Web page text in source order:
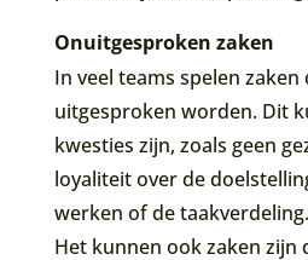
Onuitgesproken zaken
In veel teams spelen zaken
uitgesproken worden. Dit
kwesties zijn, zoals geen
loyaliteit over de
werken of de taakverdeling.
Het kunnen ook zaken zijn